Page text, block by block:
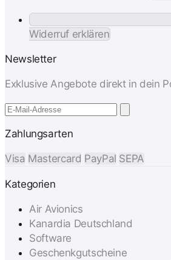
Widerruf erklären
Newsletter
Exklusive Angebote direkt in dein
Zahlungsarten
Visa Mastercard PayPal SEPA
Kategorien
Air Avionics
Kanardia Deutschland
Software
Geschenkgutscheine